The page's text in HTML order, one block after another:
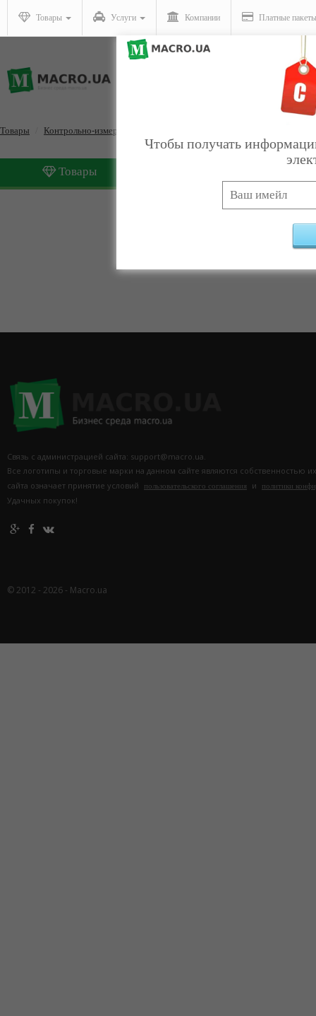
Товары Услуги Компании Платные пакеты
Товары Контрольно-измерительные приборы
Товары
Связь с администрацией сайта: support@macro.ua.
Все логотипы и торговые марки на данном сайте являются собственностью
сайта означает принятие условий
пользовательского соглашения и политики
Удачных покупок!
© 2012 - 2026 - Macro.ua
Чтобы получать